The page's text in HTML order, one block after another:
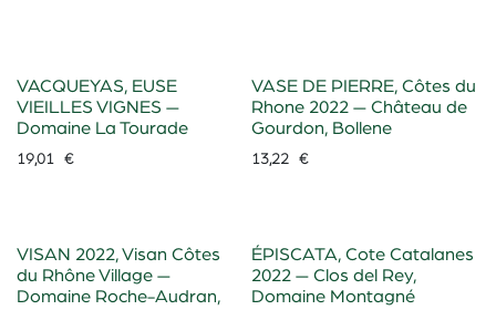
VACQUEYAS, EUSE
VIEILLES VIGNES —
Domaine La Tourade
19,01 €
VASE DE PIERRE, Côtes du
Rhone 2022 — Château de
Gourdon, Bollene
13,22€
VISAN 2022, Visan Côtes
du Rhône Village —
Domaine Roche-Audran,
ÉPISCATA, Cote Catalanes
2022 — Clos del Rey,
Domaine Montagné